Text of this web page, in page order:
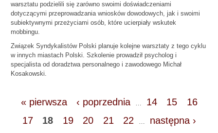
warsztatu podzielili się zarówno swoimi doświadczeniami
dotyczącymi przeprowadzania wniosków dowodowych, jak i swoimi
subiektywnymi przeżyciami osób, które ucierpiały wskutek
mobbingu.
Związek Syndykalistów Polski planuje kolejne warsztaty z tego cyklu
w innych miastach Polski. Szkolenie prowadził psycholog i
specjalista od doradztwa personalnego i zawodowego Michał
Kosakowski.
« pierwsza ‹ poprzednia 14 15
16
17
18 19 20 21 22 …
następna ›